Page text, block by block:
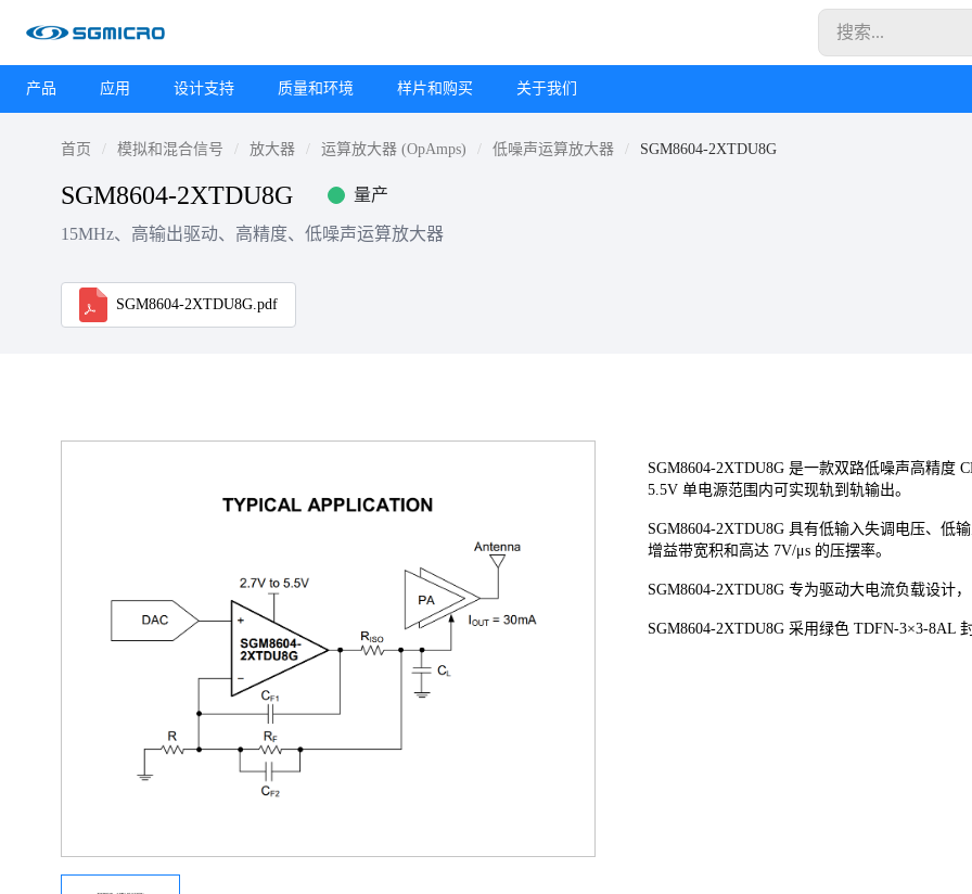
产品 应用 设计支持 质量和环境 样片和购买 关于我们
首页 模拟和混合信号 放大器 运算放大器 (OpAmps) 低噪声运算放大器 SGM8604-2XTDU8G
SGM8604-2XTDU8G 量产
15MHz、高输出驱动、高精度、低噪声运算放大器
SGM8604-2XTDU8G.pdf
SGM8604-2XTDU8G 是一款双路低噪声高精度
5.5V 单电源范围内可实现轨到轨输出。
SGM8604-2XTDU8G 具有低输入失调电压、低
增益带宽积和高达 7V/μs 的压摆率。
SGM8604-2XTDU8G 专为驱动大电流负载设计
SGM8604-2XTDU8G 采用绿色 TDFN-3×3-